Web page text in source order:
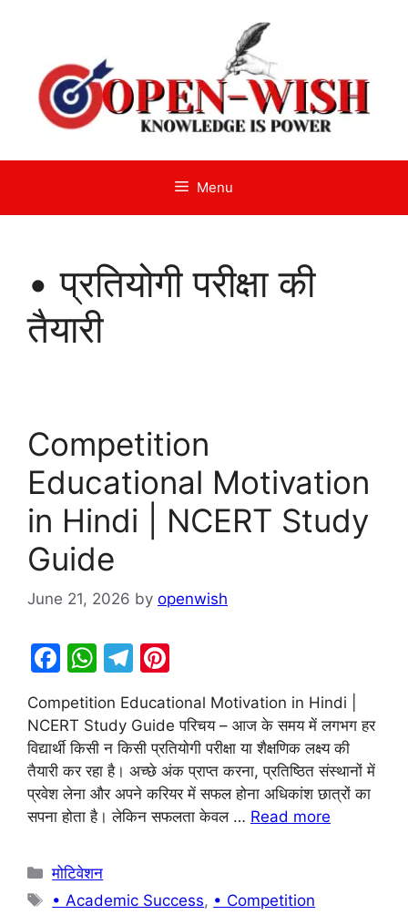
Menu
• प्रतियोगी परीक्षा की
तैयारी
Competition
Educational Motivation
in Hindi | NCERT Study
Guide
June 21, 2026 by openwish
F
c
e
b
o
o
k
W
at
s
A
p
p
T
el
e
gr
a
m
nt
er
e
st
Competition Educational Motivation in Hindi |
NCERT Study Guide परिचय – आज के समय में लगभग हर
विद्यार्थी किसी न किसी प्रतियोगी परीक्षा या शैक्षणिक लक्ष्य की
तैयारी कर रहा है। अच्छे अंक प्राप्त करना, प्रतिष्ठित संस्थानों में
प्रवेश लेना और अपने करियर में सफल होना अधिकांश छात्रों का
सपना होता है। लेकिन सफलता केवल … Read more
Categories
मोटिवेशन
Tags
• Academic Success, • Competition